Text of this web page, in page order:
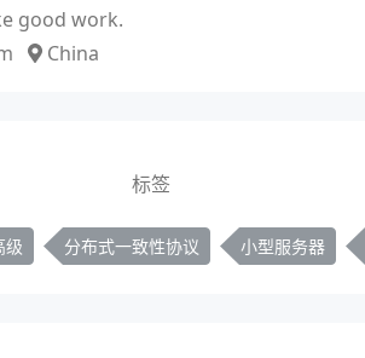
good work.
China
标签
级 分布式一致性协议 小型服务器